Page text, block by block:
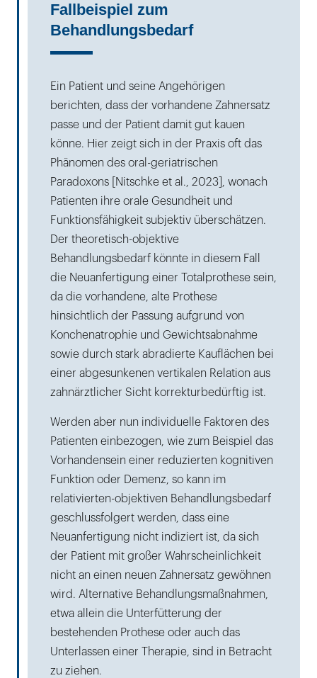
Fallbeispiel zum
Behandlungsbedarf
Ein Patient und seine Angehörigen
berichten, dass der vorhandene Zahnersatz
passe und der Patient damit gut kauen
könne. Hier zeigt sich in der Praxis oft das
Phänomen des oral-geriatrischen
Paradoxons [Nitschke et al., 2023], wonach
Patienten ihre orale Gesundheit und
Funktionsfähigkeit subjektiv überschätzen.
Der theoretisch-objektive
Behandlungsbedarf könnte in diesem Fall
die Neuanfertigung einer Totalprothese sein,
da die vorhandene, alte Prothese
hinsichtlich der Passung aufgrund von
Konchenatrophie und Gewichtsabnahme
sowie durch stark abradierte Kauflächen bei
einer abgesunkenen vertikalen Relation aus
zahnärztlicher Sicht korrekturbedürftig ist.
Werden aber nun individuelle Faktoren des
Patienten einbezogen, wie zum Beispiel das
Vorhandensein einer reduzierten kognitiven
Funktion oder Demenz, so kann im
relativierten-objektiven Behandlungsbedarf
geschlussfolgert werden, dass eine
Neuanfertigung nicht indiziert ist, da sich
der Patient mit großer Wahrscheinlichkeit
nicht an einen neuen Zahnersatz gewöhnen
wird. Alternative Behandlungsmaßnahmen,
etwa allein die Unterfütterung der
bestehenden Prothese oder auch das
Unterlassen einer Therapie, sind in Betracht
zu ziehen.